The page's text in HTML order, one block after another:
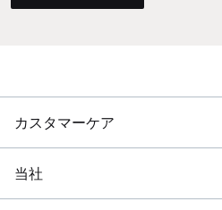
カスタマーケア
当社